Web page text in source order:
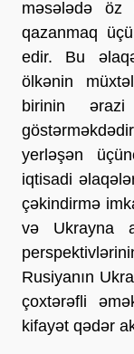
məsələdə öz
qazanmaq
edir. Bu
ölkənin
birinin ərazi
yerləşən
iqtisadi
çəkindirmə
və Ukrayna
Rusiyanın
çoxtərəfli
kifayət qədər